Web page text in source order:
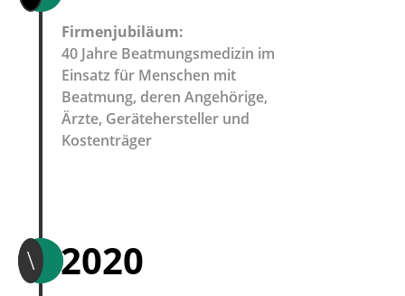
Firmenjubiläum:
40 Jahre Beatmungsmedizin im
Einsatz für Menschen mit
Beatmung, deren Angehörige,
Ärzte, Gerätehersteller und
Kostenträger
\ 2020